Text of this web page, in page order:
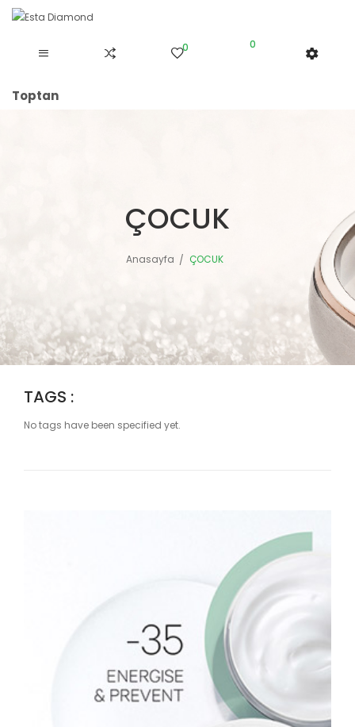
0 0
Toptan
ÇOCUK
Anasayfa ÇOCUK
TAGS :
No tags have been specified yet.